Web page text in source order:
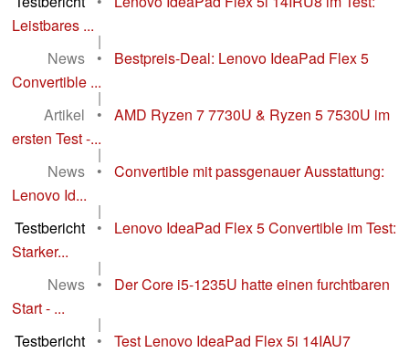
Leistbares ...
|
News
•
Bestpreis-Deal: Lenovo IdeaPad Flex 5
Convertible ...
|
Artikel
•
AMD Ryzen 7 7730U & Ryzen 5 7530U im
ersten Test -...
|
News
•
Convertible mit passgenauer Ausstattung:
Lenovo Id...
|
Testbericht
•
Lenovo IdeaPad Flex 5 Convertible im Test:
Starker...
|
News
•
Der Core i5-1235U hatte einen furchtbaren
Start - ...
|
Testbericht
•
Test Lenovo IdeaPad Flex 5i 14IAU7